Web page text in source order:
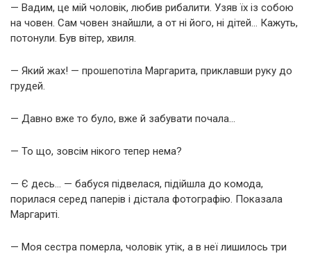
— Вадим, це мій чоловік, любив рибалити. Узяв їх із собою
на човен. Сам човен знайшли, а от ні його, ні дітей… Кажуть,
потонули. Був вітер, хвиля.
— Який жах! — прошепотіла Маргарита, приклавши руку до
грудей.
— Давно вже то було, вже й забувати почала…
— То що, зовсім нікого тепер нема?
— Є десь… — бабуся підвелася, підійшла до комода,
порилася серед паперів і дістала фотографію. Показала
Маргариті.
— Моя сестра померла, чоловік утік, а в неї лишилось три